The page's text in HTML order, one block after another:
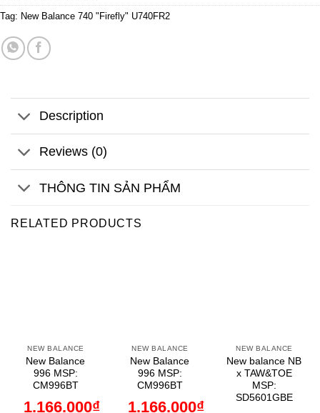
Tag: New Balance 740 "Firefly" U740FR2
Description
Reviews (0)
THÔNG TIN SẢN PHẨM
RELATED PRODUCTS
NEW BALANCE
New Balance
996 MSP:
CM996BT
1.166.000₫
NEW BALANCE
New Balance
996 MSP:
CM996BT
1.166.000₫
NEW BALANCE
New balance NB
x TAW&TOE
MSP:
SD5601GBE